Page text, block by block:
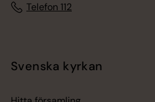
Telefon 112
Svenska kyrkan